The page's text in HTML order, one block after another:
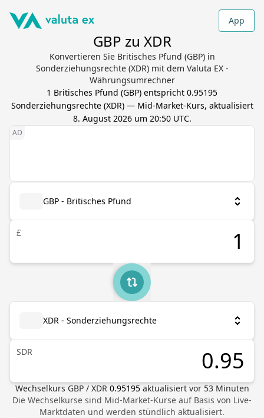
App
GBP zu XDR
Konvertieren Sie Britisches Pfund (GBP) in
Sonderziehungsrechte (XDR) mit dem Valuta EX -
Währungsumrechner
1 Britisches Pfund (GBP) entspricht 0.95195
Sonderziehungsrechte(XDR) — Mid-Market-Kurs, aktualisiert
8. August 2026 um 20:50 UTC.
GBP - Britisches Pfund
£
XDR - Sonderziehungsrechte
SDR
Wechselkurs GBP/ XDR 0.95195 aktualisiert vor 53Minuten
Die Wechselkurse sind Mid-Market-Kurse auf Basis von Live-
Marktdaten und werden stündlich aktualisiert.